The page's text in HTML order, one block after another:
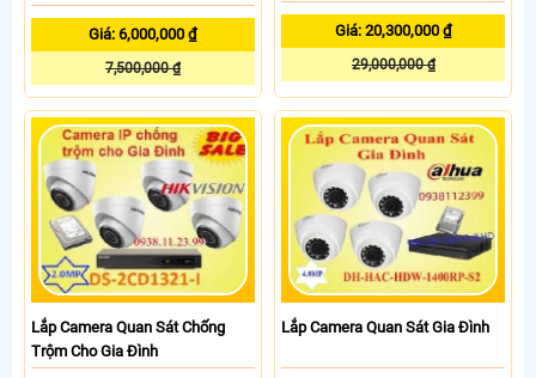
Giá: 6,000,000 ₫
7,500,000 ₫
Giá: 20,300,000 ₫
29,000,000 ₫
Lắp Camera Quan Sát Chống
Trộm Cho Gia Đình
Lắp Camera Quan Sát Gia Đình